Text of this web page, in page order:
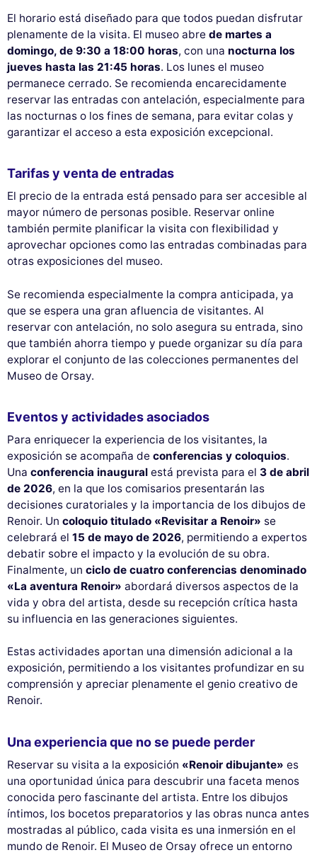
El horario está diseñado para que todos puedan disfrutar
plenamente de la visita. El museo abre de martes a
domingo, de 9:30 a 18:00 horas, con una nocturna los
jueves hasta las 21:45 horas. Los lunes el museo
permanece cerrado. Se recomienda encarecidamente
reservar las entradas con antelación, especialmente para
las nocturnas o los fines de semana, para evitar colas y
garantizar el acceso a esta exposición excepcional.
Tarifas y venta de entradas
El precio de la entrada está pensado para ser accesible al
mayor número de personas posible. Reservar online
también permite planificar la visita con flexibilidad y
aprovechar opciones como las entradas combinadas para
otras exposiciones del museo.
Se recomienda especialmente la compra anticipada, ya
que se espera una gran afluencia de visitantes. Al
reservar con antelación, no solo asegura su entrada, sino
que también ahorra tiempo y puede organizar su día para
explorar el conjunto de las colecciones permanentes del
Museo de Orsay.
Eventos y actividades asociados
Para enriquecer la experiencia de los visitantes, la
exposición se acompaña de conferencias y coloquios.
Una conferencia inaugural está prevista para el 3 de abril
de 2026, en la que los comisarios presentarán las
decisiones curatoriales y la importancia de los dibujos de
Renoir. Un coloquio titulado «Revisitar a Renoir» se
celebrará el 15 de mayo de 2026, permitiendo a expertos
debatir sobre el impacto y la evolución de su obra.
Finalmente, un ciclo de cuatro conferencias denominado
«La aventura Renoir» abordará diversos aspectos de la
vida y obra del artista, desde su recepción crítica hasta
su influencia en las generaciones siguientes.
Estas actividades aportan una dimensión adicional a la
exposición, permitiendo a los visitantes profundizar en su
comprensión y apreciar plenamente el genio creativo de
Renoir.
Una experiencia que no se puede perder
Reservar su visita a la exposición «Renoir dibujante» es
una oportunidad única para descubrir una faceta menos
conocida pero fascinante del artista. Entre los dibujos
íntimos, los bocetos preparatorios y las obras nunca antes
mostradas al público, cada visita es una inmersión en el
mundo de Renoir. El Museo de Orsay ofrece un entorno